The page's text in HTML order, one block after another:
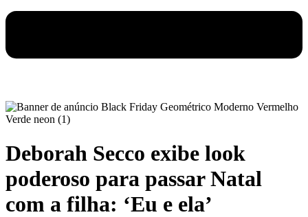
Deborah Secco exibe look
poderoso para passar Natal
com a filha: ‘Eu e ela’